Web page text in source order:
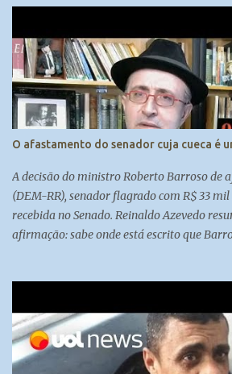
O afastamento do senador cuja cueca é
A decisão do ministro Roberto Barroso de
(DEM-RR), senador flagrado com R$ 33
recebida no Senado. Reinaldo Azevedo
afirmação: sabe onde está escrito que